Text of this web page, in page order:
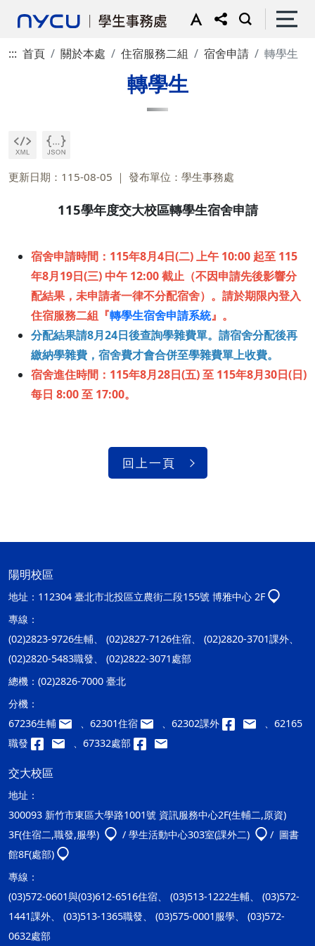
::: 首頁 關於本處 住宿服務二組 宿舍申請 轉學生
轉學生
更新日期：115-08-05 發布單位：學生事務處
115學年度交大校區轉學生宿舍申請
宿舍申請時間：115年8月4日(二) 上午 10:00 起至 115
年8月19日(三) 中午 12:00 截止（不因申請先後影響分
配結果，未申請者一律不分配宿舍）。請於期限內登入
住宿服務二組『轉學生宿舍申請系統』。
分配結果請8月24日後查詢學雜費單。請宿舍分配後再
繳納學雜費，宿舍費才會合併至學雜費單上收費。
宿舍進住時間：115年8月28日(五) 至 115年8月30日(日)
每日 8:00 至 17:00。
回上一頁
陽明校區
地址： 112304 臺北市北投區立農街二段155號 博雅中心 2F
專線：
(02)2823-9726生輔、 (02)2827-7126住宿、 (02)2820-3701課外、
(02)2820-5483職發、 (02)2822-3071處部
總機： (02)2826-7000 臺北
分機：
67236生輔
、62301住宿 、62302課外
、62165
職發
、67332處部
交大校區
地址：
300093 新竹市東區大學路1001號 資訊服務中心2F(生輔二,原資)
3F(住宿二,職發,服學)
/ 學生活動中心303室(課外二)
/ 圖書
館8F(處部)
專線：
(03)572-0601與(03)612-6516住宿、 (03)513-1222生輔、 (03)572-
1441課外、 (03)513-1365職發、 (03)575-0001服學、 (03)572-
0632處部